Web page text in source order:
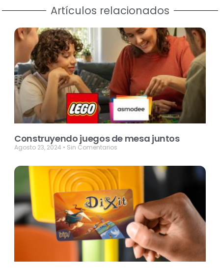
Artículos relacionados
Construyendo juegos de mesa juntos
Agosto 23, 2024 Sin Comentarios